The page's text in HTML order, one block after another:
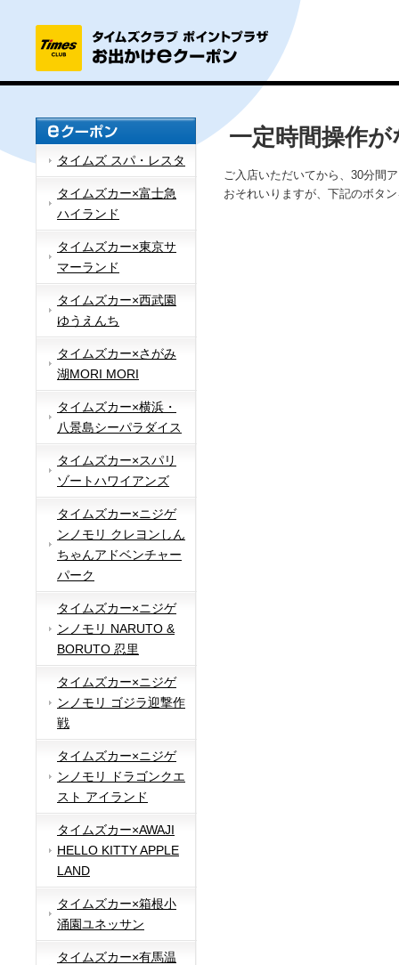
タイムズ スパ・レスタ
タイムズカー×富士急
ハイランド
タイムズカー×東京サ
マーランド
タイムズカー×西武園
ゆうえんち
タイムズカー×さがみ
湖MORI MORI
タイムズカー×横浜・
八景島シーパラダイス
タイムズカー×スパリ
ゾートハワイアンズ
タイムズカー×ニジゲ
ンノモリ クレヨンしん
ちゃんアドベンチャー
パーク
タイムズカー×ニジゲ
ンノモリ NARUTO &
BORUTO 忍里
タイムズカー×ニジゲ
ンノモリ ゴジラ迎撃作
戦
タイムズカー×ニジゲ
ンノモリ ドラゴンクエ
スト アイランド
タイムズカー×AWAJI
HELLO KITTY APPLE
LAND
タイムズカー×箱根小
涌園ユネッサン
タイムズカー×有馬温
一定時間操作
ご入店いただいてから、30分間
おそれいりますが、下記のボタ